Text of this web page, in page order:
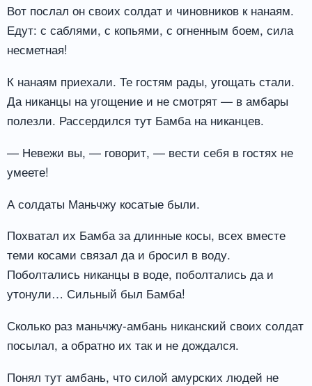
Вот послал он своих солдат и чиновников к нанаям.
Едут: с саблями, с копьями, с огненным боем, сила
несметная!
К нанаям приехали. Те гостям рады, угощать стали.
Да никанцы на угощение и не смотрят — в амбары
полезли. Рассердился тут Бамба на никанцев.
— Невежи вы, — говорит, — вести себя в гостях не
умеете!
А солдаты Маньчжу косатые были.
Похватал их Бамба за длинные косы, всех вместе
теми косами связал да и бросил в воду.
Поболтались никанцы в воде, поболтались да и
утонули… Сильный был Бамба!
Сколько раз маньчжу-амбань никанский своих солдат
посылал, а обратно их так и не дождался.
Понял тут амбань, что силой амурских людей не